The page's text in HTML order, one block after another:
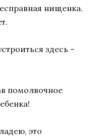
нищенка.
здесь –
помолвочное
это